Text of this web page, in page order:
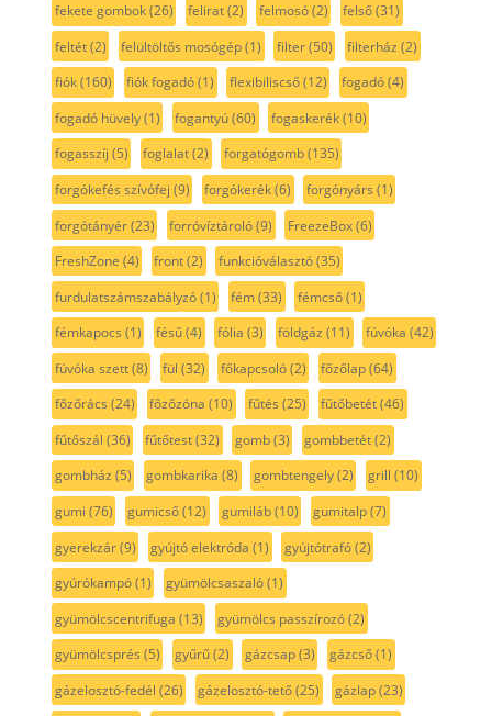
fekete gombok(26) felirat(2) felmosó(2) felső(31)
feltét(2) felültöltős mosógép(1) filter(50) filterház (2)
fiók(160) fiók fogadó(1) flexibiliscső(12) fogadó(4)
fogadó hüvely(1) fogantyú(60) fogaskerék(10)
fogasszíj (5) foglalat(2) forgatógomb(135)
forgókefés szívófej (9) forgókerék(6) forgónyárs (1)
forgótányér(23) forróvíztároló(9) FreezeBox(6)
FreshZone (4) front(2) funkcióválasztó(35)
furdulatszámszabályzó(1) fém(33) fémcső(1)
fémkapocs (1) fésű(4) fólia (3) földgáz (11) fúvóka (42)
fúvóka szett(8) fül (32) főkapcsoló(2) főzőlap(64)
főzőrács (24) főzőzóna (10) fűtés (25) fűtőbetét(46)
fűtőszál (36) fűtőtest(32) gomb(3) gombbetét(2)
gombház (5) gombkarika (8) gombtengely(2) grill (10)
gumi (76) gumicső(12) gumiláb(10) gumitalp(7)
gyerekzár(9) gyújtó elektróda (1) gyújtótrafó(2)
gyúrókampó(1) gyümölcsaszaló(1)
gyümölcscentrifuga (13) gyümölcs passzírozó(2)
gyümölcsprés (5) gyűrű(2) gázcsap(3) gázcső(1)
gázelosztó-fedél (26) gázelosztó-tető(25) gázlap(23)